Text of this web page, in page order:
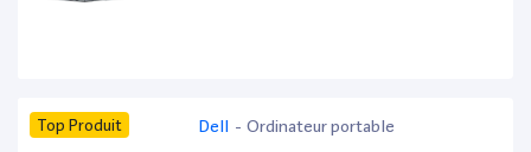
Top Produit Dell - Ordinateur portable